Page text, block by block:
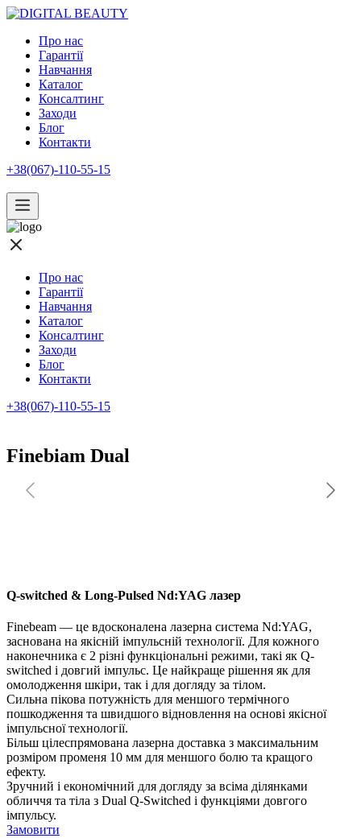
Про нас
Гарантії
Навчання
Каталог
Консалтинг
Заходи
Блог
Контакти
+38(067)-110-55-15
Про нас
Гарантії
Навчання
Каталог
Консалтинг
Заходи
Блог
Контакти
+38(067)-110-55-15
Finebiam Dual
Q-switched & Long-Pulsed Nd:YAG лазер
Finebeam — це вдосконалена лазерна система Nd:YAG,
заснована на якісній імпульсній технології. Для кожного
наконечника є 2 різні функціональні режими, такі як Q-
switched і довгий імпульс. Це найкраще рішення як для
омолодження шкіри, так і для догляду за тілом.
Сильна пікова потужність для меншого термічного
пошкодження та швидшого відновлення на основі якісної
імпульсної технології.
Більш цілеспрямована лазерна доставка з максимальним
розміром променя 10 мм для меншого болю та кращого
ефекту.
Зручний і економічний для догляду за всіма ділянками
обличчя та тіла з Dual Q-Switched і функціями довгого
імпульсу.
Замовити